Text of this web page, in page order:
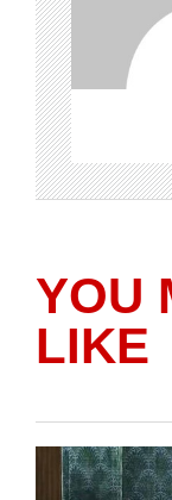
YOU
LIKE